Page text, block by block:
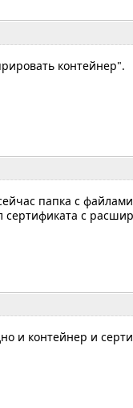
контейнер".
папка с
сертификата с
и контейнер и